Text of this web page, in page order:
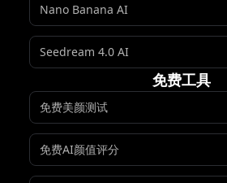
Nano Banana AI
Seedream 4.0 AI
免费工具
免费美颜测试
免费AI颜值评分